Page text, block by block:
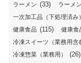
ラーメン (33) ラーメ
一次加工品（下処理済み）
健康食品 (115) 健康食
冷凍スイーツ（業務用含
冷凍惣菜（業務用） (26)